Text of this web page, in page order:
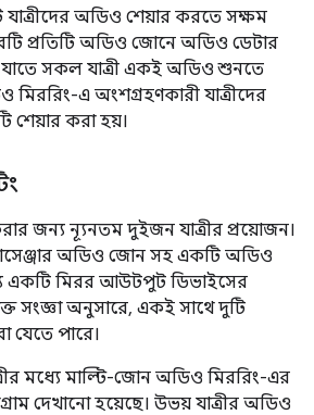
অডিও শেয়ার করতে সক্ষম
প্রতিটি অডিও জোনে অডিও ডেটার
যাতে সকল যাত্রী একই অডিও শুনতে
মিররিং-এ অংশগ্রহণকারী যাত্রীদের
শেয়ার করা হয়।
জন্য ন্যূনতম দুইজন যাত্রীর প্রয়োজন।
অডিও জোন সহ একটি অডিও
একটি মিরর আউটপুট ডিভাইসের
সংজ্ঞা অনুসারে, একই সাথে দুটি
যেতে পারে।
মধ্যে মাল্টি-জোন অডিও মিররিং-এর
দেখানো হয়েছে। উভয় যাত্রীর অডিও